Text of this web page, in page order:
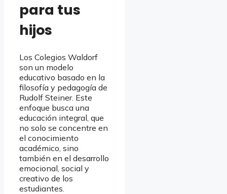
para tus
hijos
Los Colegios Waldorf
son un modelo
educativo basado en la
filosofía y pedagogía de
Rudolf Steiner. Este
enfoque busca una
educación integral, que
no solo se concentre en
el conocimiento
académico, sino
también en el desarrollo
emocional, social y
creativo de los
estudiantes.